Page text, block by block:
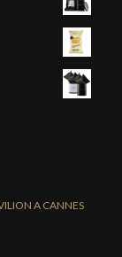
A CANNES